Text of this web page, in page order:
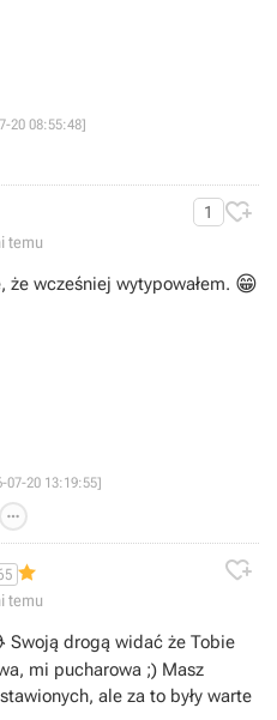
20 08:55:48]
temu
1 
że wcześniej wytypowałem. 😁
07-20 13:19:55]

temu

Swoją drogą widać że Tobie
mi pucharowa ;) Masz
ale za to były warte